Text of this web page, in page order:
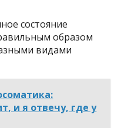
состояние
образом
видами
и я отвечу, где у